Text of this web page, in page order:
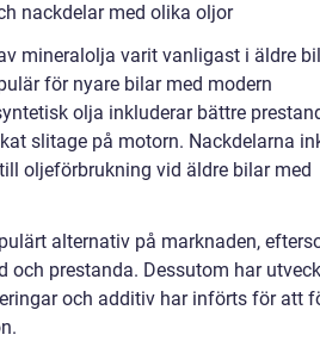
nackdelar med olika oljor
mineralolja varit vanligast i äldre
för nyare bilar med modern
olja inkluderar bättre
slitage på motorn. Nackdelarna
oljeförbrukning vid äldre bilar med
alternativ på marknaden,
och prestanda. Dessutom har
och additiv har införts för att